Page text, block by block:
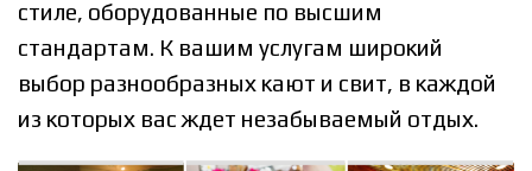
стиле, оборудованные по высшим
стандартам. К вашим услугам широкий
выбор разнообразных кают и свит, в каждой
из которых вас ждет незабываемый отдых.